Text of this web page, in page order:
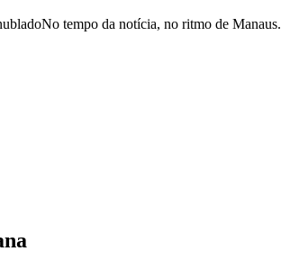
No tempo da notícia, no ritmo de Manaus.